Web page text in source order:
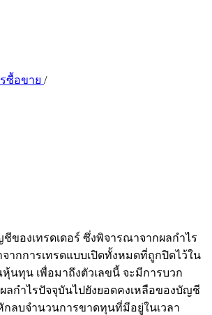
ซื้อขาย /
ของเทรดเดอร์ ซึ่งพิจารณาจากผลกำไร
ากการเทรดแบบเปิดทั้งหมดที่ถูกปิดไว้ใน
ทุน เพื่อมาถึงตัวเลขนี้ จะมีการบวก
ลกำไรปัจจุบันไปยังยอดคงเหลือของบัญชี
ลบจำนวนการขาดทุนที่มีอยู่ในเวลา